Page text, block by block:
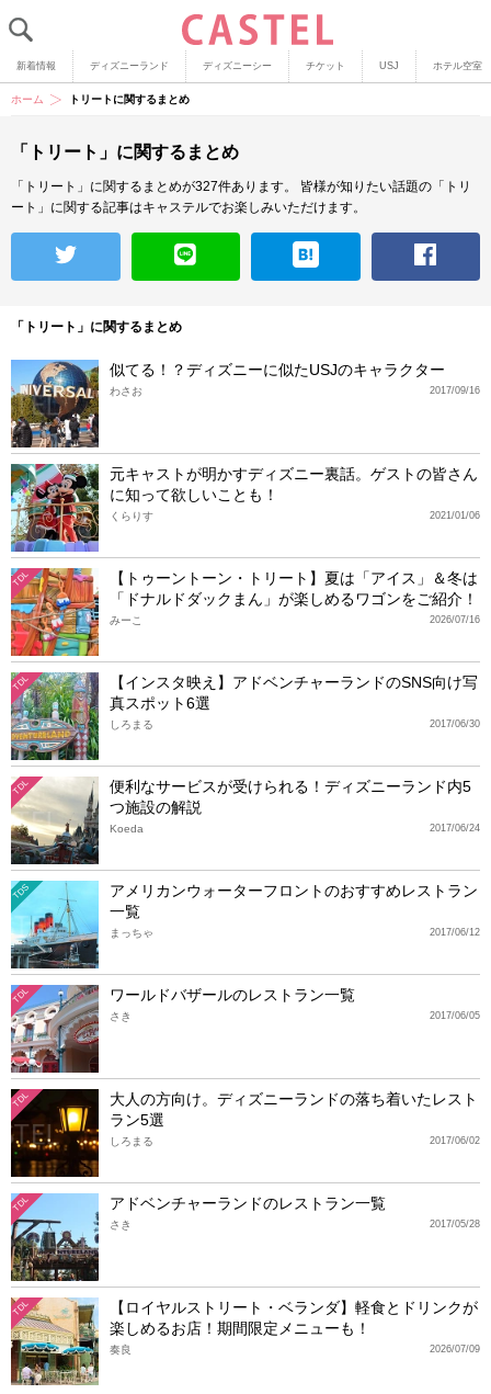
新着情報 ディズニーランド ディズニーシー チケット USJ ホテル空室
ホーム トリートに関するまとめ
「トリート」に関するまとめ
「トリート」に関するまとめが327件あります。
皆様が知りたい話題の「トリ
ート」に関する記事はキャステルでお楽しみいただけます。
「トリート」に関するまとめ
似てる！？ディズニーに似たUSJのキャラクター
2017/09/16
わさお
元キャストが明かすディズニー裏話。ゲストの皆さん
に知って欲しいことも！
2021/01/06
くらりす
TDL
【トゥーントーン・トリート】夏は「アイス」＆冬は
「ドナルドダックまん」が楽しめるワゴンをご紹介！
2026/07/16
みーこ
TDL
【インスタ映え】アドベンチャーランドのSNS向け写
真スポット6選
2017/06/30
しろまる
TDL
便利なサービスが受けられる！ディズニーランド内5
つ施設の解説
2017/06/24
Koeda
TDS
アメリカンウォーターフロントのおすすめレストラン
一覧
2017/06/12
まっちゃ
TDL ワールドバザールのレストラン一覧
2017/06/05
さき
TDL
大人の方向け。ディズニーランドの落ち着いたレスト
ラン5選
2017/06/02
しろまる
TDL アドベンチャーランドのレストラン一覧
2017/05/28
さき
TDL
【ロイヤルストリート・ベランダ】軽食とドリンクが
楽しめるお店！期間限定メニューも！
2026/07/09
奏良